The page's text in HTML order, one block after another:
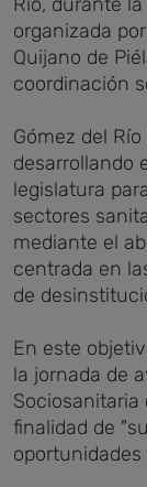
Río, durante
organizada
Quijano de
coordinación
Gómez del
desarrollando
legislatura
sectores
mediante el
centrada en
de
En este
la jornada de
finalidad de